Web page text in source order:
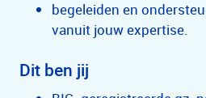
begeleiden en
vanuit jouw expertise.
Dit ben jij